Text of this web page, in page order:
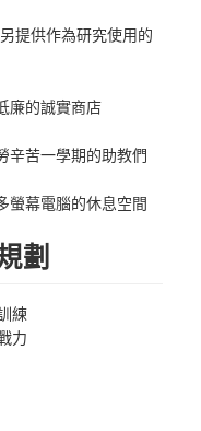
提供作為研究使用的
廉的誠實商店
辛苦一學期的助教們
螢幕電腦的休息空間
劃
練
力